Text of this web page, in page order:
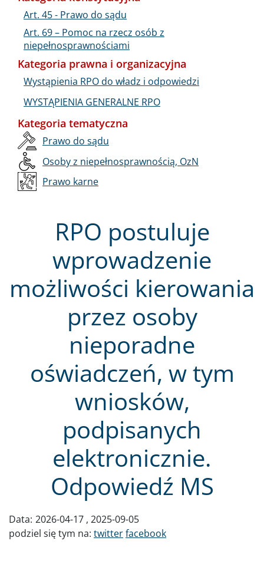
RPO postuluje
wprowadzenie
możliwości kierowania
przez osoby
nieporadne
oświadczeń, w tym
wniosków,
podpisanych
elektronicznie.
Odpowiedź MS
Data: 2026-04-17 2025-09-05
podziel się tym na: twitterfacebook
Art. 45 - Prawo do sądu
Art. 69 – Pomoc na rzecz osób z
niepełnosprawnościami
Kategoria prawna i organizacyjna
Wystąpienia RPO do władz i odpowiedzi
WYSTĄPIENIA GENERALNE RPO
Kategoria tematyczna
Prawo do sądu
Osoby z niepełnosprawnością, OzN
Prawo karne